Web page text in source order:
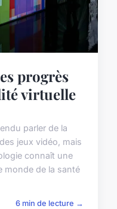
progrès
virtuelle
parler de la
jeux vidéo, mais
connaît une
monde de la santé
6 min de lecture →